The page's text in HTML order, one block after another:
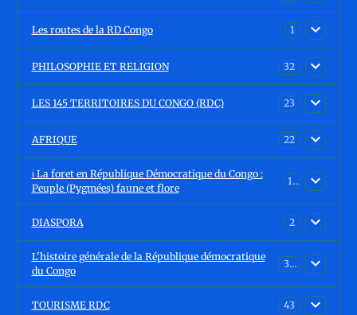
Les routes de la RD Congo 1
PHILOSOPHIE ET RELIGION 32
LES 145 TERRITOIRES DU CONGO (RDC) 23
AFRIQUE 22
ℹ️ La foret en République Démocratique du Congo :
Peuple (Pygmées) faune et flore
15
DIASPORA 2
L'histoire générale de la République démocratique
du Congo
30
TOURISME RDC 43